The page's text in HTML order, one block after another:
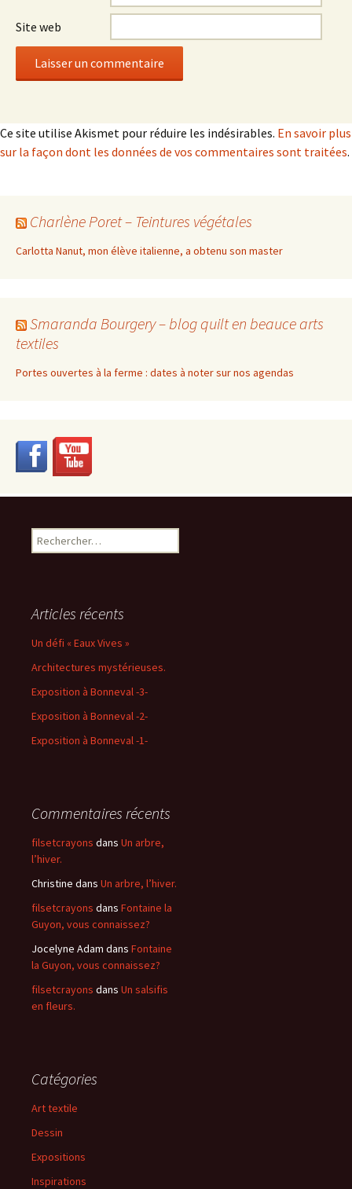
Site web
Ce site utilise Akismet pour réduire les indésirables. En savoir plus
sur la façon dont les données de vos commentaires sont traitées.
Charlène Poret – Teintures végétales
Carlotta Nanut, mon élève italienne, a obtenu son master
Smaranda Bourgery – blog quilt en beauce arts
textiles
Portes ouvertes à la ferme : dates à noter sur nos agendas
Rechercher :
Articles récents
Un défi « Eaux Vives »
Architectures mystérieuses.
Exposition à Bonneval -3-
Exposition à Bonneval -2-
Exposition à Bonneval -1-
Commentaires récents
filsetcrayons dans Un arbre,
l’hiver.
Christine dans Un arbre, l’hiver.
filsetcrayons dans Fontaine la
Guyon, vous connaissez?
Jocelyne Adam dans Fontaine
la Guyon, vous connaissez?
filsetcrayons dans Un salsifis
en fleurs.
Catégories
Art textile
Dessin
Expositions
Inspirations